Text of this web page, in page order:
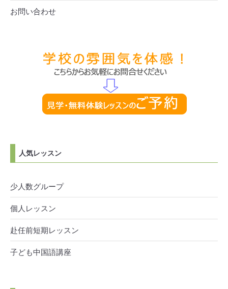
お問い合わせ
人気レッスン
少人数グループ
個人レッスン
赴任前短期レッスン
子ども中国語講座